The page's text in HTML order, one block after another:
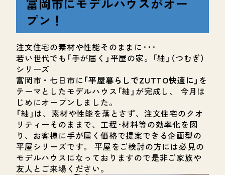
プン！
注文住宅の素材や性能そのままに･･･
若い世代でも「手が届く」平屋の家。「紬」（つむぎ）
シリーズ
富岡市・七日市に 「平屋暮らしでZUTTO快適に」 を
テーマとしたモデルハウス「紬」が完成し、 今月は
じめにオープンしました。
「紬」は、素材や性能を落とさず、注文住宅のクオ
リティーそのままで、工程･材料等の効率化を図
り、お客様に手が届く価格で提案できる企画型の
平屋シリーズです。 平屋をご検討の方には必見の
モデルハウスになっておりますので是非ご家族や
友人とご来場ください。